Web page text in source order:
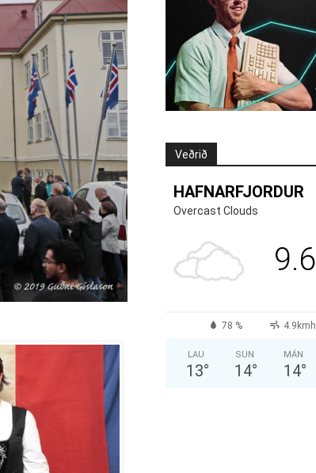
Veðrið
HAFNARFJORDUR
Overcast Clouds
9.6
78 % 4.9kmh
LAU
13°
SUN
14°
MÁN
14°